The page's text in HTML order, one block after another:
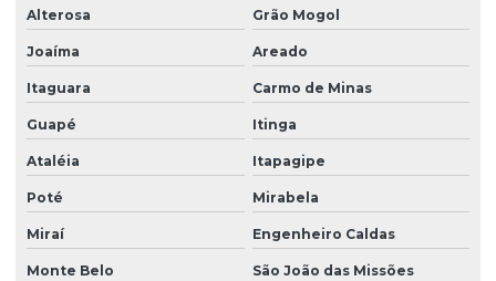
Alterosa Grão Mogol
Joaíma Areado
Itaguara Carmo de Minas
Guapé Itinga
Ataléia Itapagipe
Poté Mirabela
Miraí Engenheiro Caldas
Monte Belo São João das Missões